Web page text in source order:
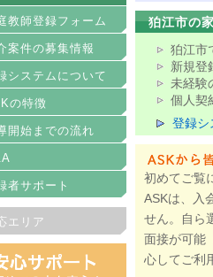
狛江市の
狛江市
新規登
未経験
個人契
登録シ
初めてご覧
ASKは、入
せん。自ら
面接が可能
心してご利
教師登録フォーム
案件の募集情報
システムについて
の特徴
開始までの流れ
者サポート
エリア